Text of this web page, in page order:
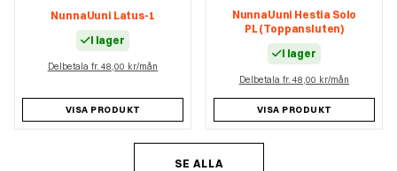
NunnaUuni Latus-1
I lager
Delbetala fr. 48,00 kr/mån
VISA PRODUKT
NunnaUuni Hestia Solo
PL (Toppansluten)
I lager
Delbetala fr. 48,00 kr/mån
VISA PRODUKT
SE ALLA